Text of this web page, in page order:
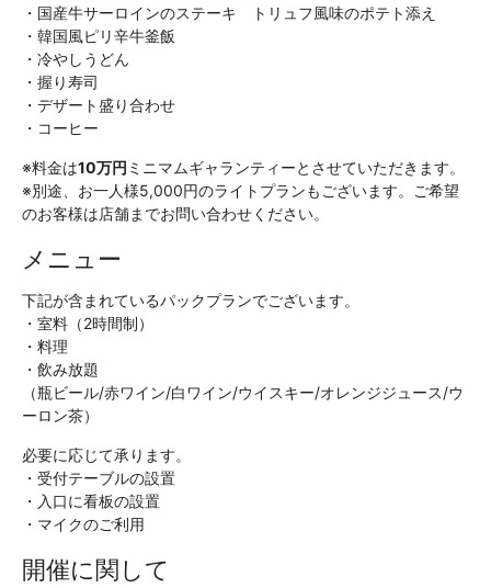
・国産牛サーロインのステーキ トリュフ風味のポテト添え
・韓国風ピリ辛牛釜飯
・冷やしうどん
・握り寿司
・デザート盛り合わせ
・コーヒー
※料金は10万円 ミニマムギャランティーとさせていただきます。
※別途、お一人様5,000円のライトプランもございます。ご希望
のお客様は店舗までお問い合わせください。
メニュー
下記が含まれているパックプランでございます。
・室料（2時間制）
・料理
・飲み放題
（瓶ビール/赤ワイン/白ワイン/ウイスキー/オレンジジュース/ウ
ーロン茶）
必要に応じて承ります。
・受付テーブルの設置
・入口に看板の設置
・マイクのご利用
開催に関して